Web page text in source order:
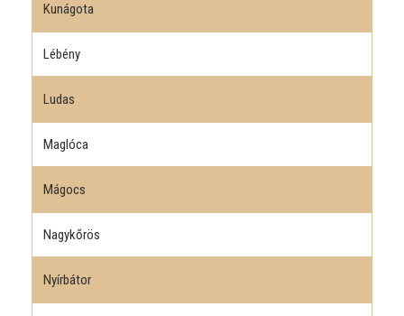
Kunágota
Lébény
Ludas
Maglóca
Mágocs
Nagykőrös
Nyírbátor